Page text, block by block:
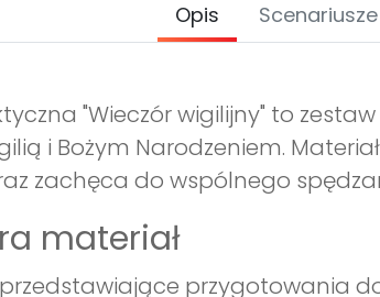
Opis
"Wieczór wigilijny" to
i Bożym Narodzeniem.
zachęca do wspólnego
materiał
przygotowania